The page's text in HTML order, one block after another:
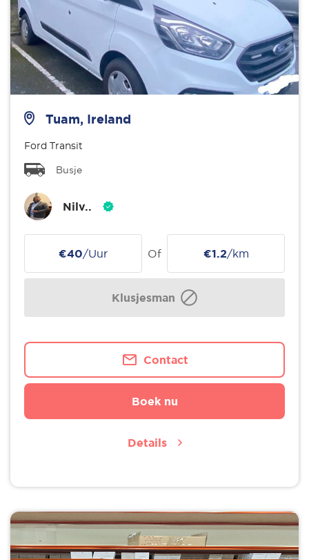
Tuam, Ireland
Ford Transit
Busje
Nilv..
€40/Uur Of €1.2/km
Klusjesman
Contact
Boek nu
Details